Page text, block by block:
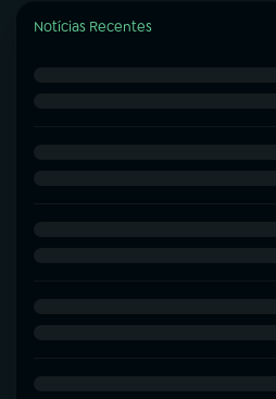
Notícias Recentes